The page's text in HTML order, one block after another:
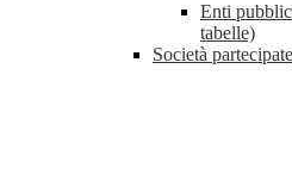
Enti
tabelle)
Società partecipate